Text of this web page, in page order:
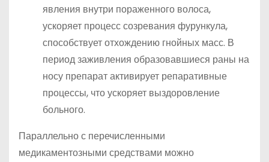
явления внутри пораженного волоса,
ускоряет процесс созревания фурункула,
способствует отхождению гнойных масс. В
период заживления образовавшиеся раны на
носу препарат активирует репаративные
процессы, что ускоряет выздоровление
больного.
Параллельно с перечисленными
медикаментозными средствами можно